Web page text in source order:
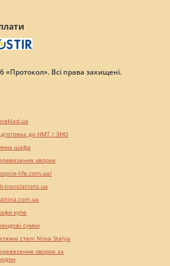
«Протокол». Всі права захищені.
до НМТ / ЗНО
шафа
хворих
life.com.ua/
translations.ua
купе
сумки
стелі Nova Stelya
хворих за